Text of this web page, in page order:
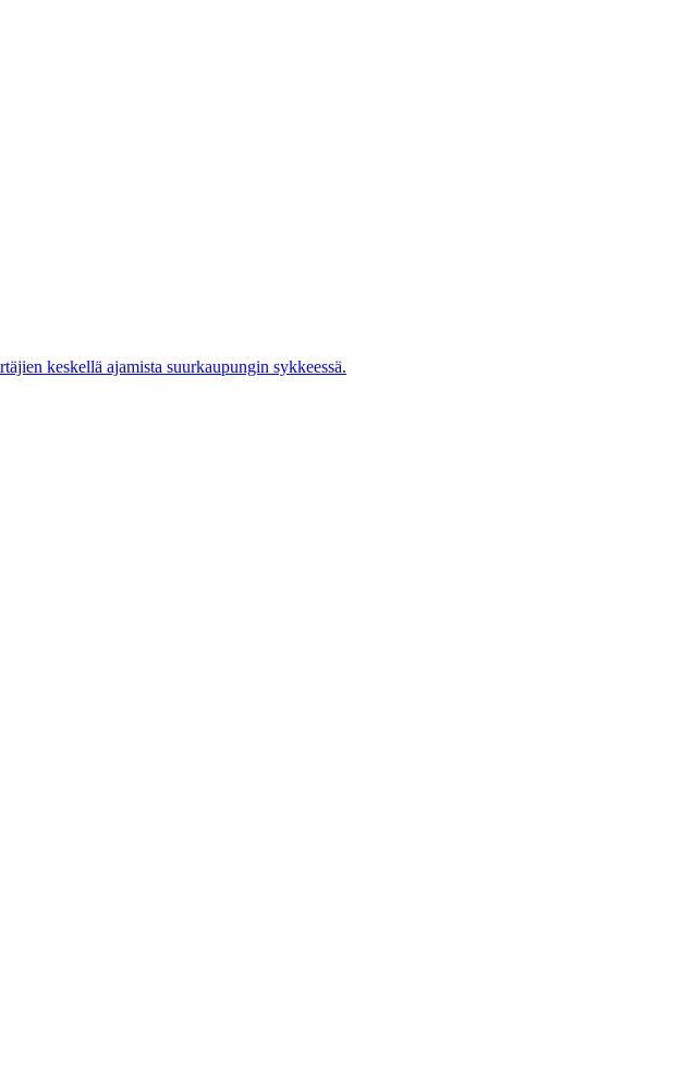
keskellä ajamista suurkaupungin sykkeessä.